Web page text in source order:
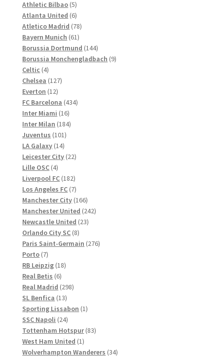
Produkte
Athletic Bilbao 55
Produkte
Atlanta United 66
Produkte
Atletico Madrid 7878
Bayern Munich 6161
Produkte
Borussia Dortmund 144144
Produkte
Borussia Monchengladbach 99
Celtic 44
Produkte
Chelsea 127127
Everton 1212
Produkte
FC Barcelona 434434
Inter Miami 1616
Produkte
Inter Milan 184184
Juventus 101101
LA Galaxy 1414
Produkte
Leicester City 2222
Lille OSC 44
Produkte
Liverpool FC 182182
Produkte
Los Angeles FC 77
Produkte
Manchester City 166166
Produkte
Manchester United 242242
Newcastle United 2323
Orlando City SC 88
Produkte
Paris Saint-Germain 276276
Porto 77
Produkte
RB Leipzig 1818
Real Betis 66
Produkte
Real Madrid 298298
SL Benfica 1313
Produkte
Sporting Lissabon 11
SSC Napoli 2424
Produkte
Tottenham Hotspur 8383
West Ham United 11
Produkt
Wolverhampton Wanderers 3434